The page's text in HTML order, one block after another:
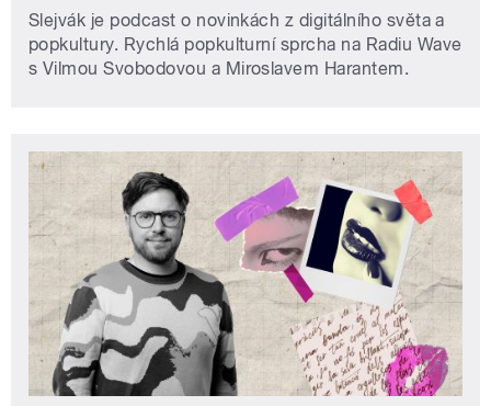
Slejvák je podcast o novinkách z digitálního světa a
popkultury. Rychlá popkulturní sprcha na Radiu Wave
s Vilmou Svobodovou a Miroslavem Harantem.